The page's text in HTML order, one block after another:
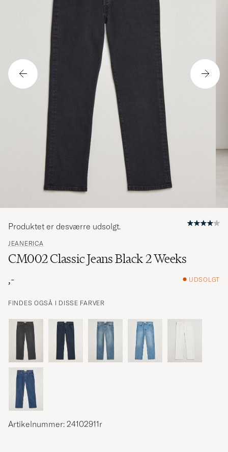
JEANERICA
CM002 Classic Jeans Black 2 Weeks
,-
UDSOLGT
FINDES OGSÅ I DISSE FARVER
Produktet er desværre udsolgt.
Artikelnummer: 24102911r